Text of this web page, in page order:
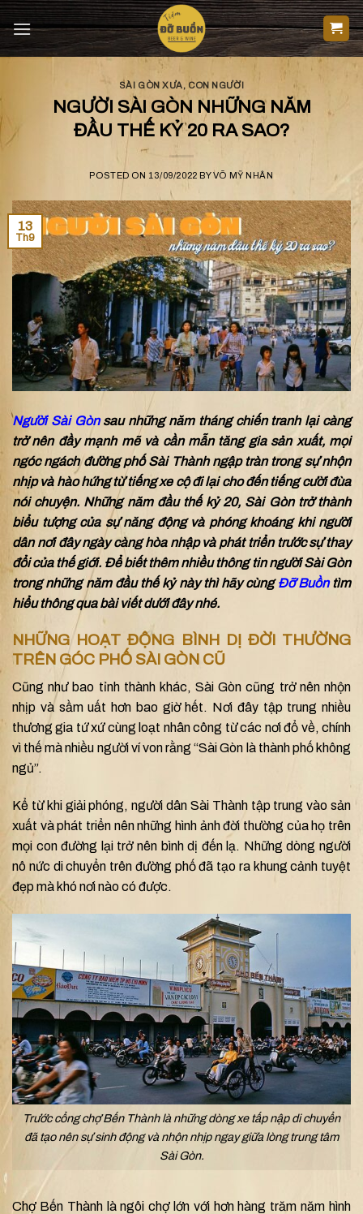
Skip
to
content
SÀI GÒN XƯA, CON NGƯỜI
NGƯỜI SÀI GÒN NHỮNG NĂM
ĐẦU THẾ KỶ 20 RA SAO?
POSTED ON 13/09/2022 BYVÕ MỸ NHÂN
13
Th9
Người Sài Gònsau những năm tháng chiến tranh lại càng
trở nên đầy mạnh mẽ và cần mẫn tăng gia sản xuất, mọi
ngóc ngách đường phố Sài Thành ngập tràn trong sự nhộn
nhịp và hào hứng từ tiếng xe cộ đi lại cho đến tiếng cười đùa
nói chuyện. Những năm đầu thế kỷ 20, Sài Gòn trở thành
biểu tượng của sự năng động và phóng khoáng khi người
dân nơi đây ngày càng hòa nhập và phát triển trước sự thay
đổi của thế giới. Để biết thêm nhiều thông tin người Sài Gòn
trong những năm đầu thế kỷ này thì hãy cùngĐỡ Buồntìm
hiểu thông qua bài viết dưới đây nhé.
NHỮNG HOẠT ĐỘNG BÌNH DỊ ĐỜI THƯỜNG
TRÊN GÓC PHỐ SÀI GÒN CŨ
Cũng như bao tỉnh thành khác, Sài Gòn cũng trở nên nhộn
nhịp và sầm uất hơn bao giờ hết. Nơi đây tập trung nhiều
thương gia tứ xứ cùng loạt nhân công từ các nơi đổ về, chính
vì thế mà nhiều người ví von rằng “Sài Gòn là thành phố không
ngủ”.
Kể từ khi giải phóng, người dân Sài Thành tập trung vào sản
xuất và phát triển nên những hình ảnh đời thường của họ trên
mọi con đường lại trở nên bình dị đến lạ. Những dòng người
nô nức di chuyển trên đường phố đã tạo ra khung cảnh tuyệt
đẹp mà khó nơi nào có được.
Trước cổng chợ Bến Thành là những dòng xe tấp nập di chuyển
đã tạo nên sự sinh động và nhộn nhịp ngay giữa lòng trung tâm
Sài Gòn.
Chợ Bến Thành là ngôi chợ lớn với hơn hàng trăm năm hình